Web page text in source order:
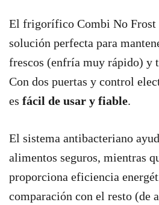
El frigorífico Combi No Frost
solución perfecta para
frescos (enfría muy rápido) y
Con dos puertas y control
es fácil de usar y fiable.
El sistema antibacteriano
alimentos seguros, mientras
proporciona eficiencia
comparación con el resto (de